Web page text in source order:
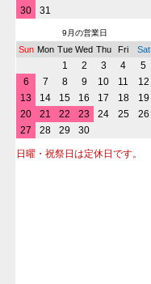
30
31
9月の営業日
Sun Mon Tue Wed Thu Fri Sat
1 2 3 4
5
6
7 8 9 10 11
12
13
14 15 16 17 18
19
20
21 22 23 24 25
26
27
28 29 30
日曜・祝祭日は定休日です。